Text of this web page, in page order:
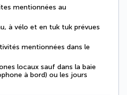
mentionnées au
à vélo et en tuk tuk prévues
mentionnées dans le
locaux sauf dans la baie
à bord) ou les jours